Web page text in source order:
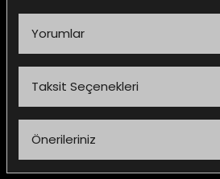
Yorumlar
Taksit Seçenekleri
Önerileriniz